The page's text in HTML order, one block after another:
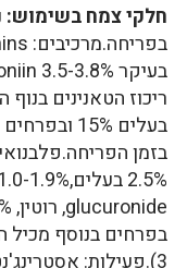
חלקי צמח בשימוש:
3).פעילות: